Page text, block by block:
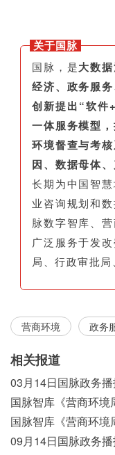
关于国脉
国脉，是大数
经济、政务服
创新提出“软件
一体服务模型
环境督查与考
因、数据母体
长期为中国智
业咨询规划和
脉数字智库、
广泛服务于发
局、行政审批局
营商环境 政务
相关报道
09月14日国脉政务